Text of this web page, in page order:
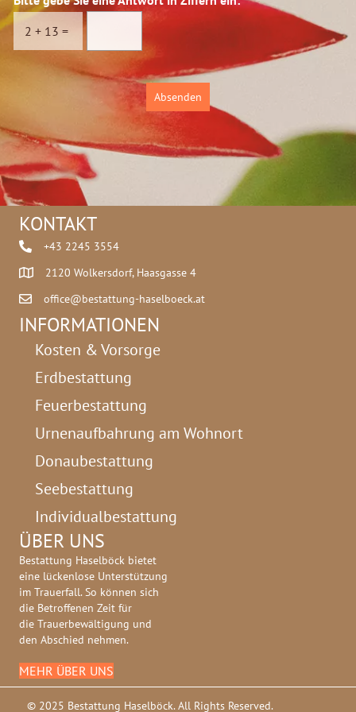
t
w
r
s
c
u
2 + 13 =
Absenden
KONTAKT
+43 2245 3554
2120 Wolkersdorf, Haasgasse 4
office@bestattung-haselboeck.at
INFORMATIONEN
Kosten & Vorsorge
Erdbestattung
Feuerbestattung
Urnenaufbahrung am Wohnort
Donaubestattung
Seebestattung
Individualbestattung
ÜBER UNS
Bestattung Haselböck bietet
eine lückenlose Unterstützung
im Trauerfall. So können sich
die Betroffenen Zeit für
die Trauerbewältigung und
den Abschied nehmen.
MEHR ÜBER UNS
© 2025 Bestattung Haselböck. All Rights Reserved.